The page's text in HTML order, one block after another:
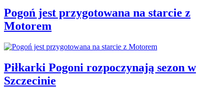
Pogoń jest przygotowana na starcie z
Motorem
Piłkarki Pogoni rozpoczynają sezon w
Szczecinie